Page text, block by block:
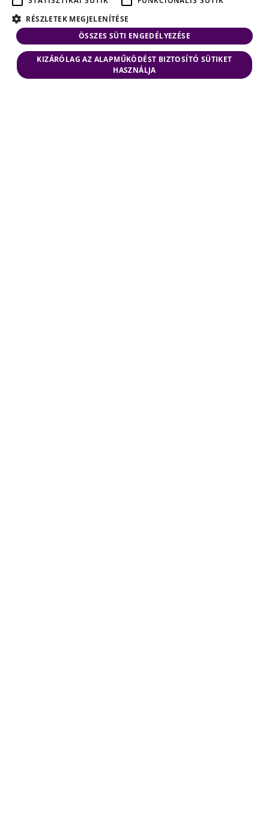
RÉSZLETEK MEGJELENÍTÉSE
ÖSSZES SÜTI ENGEDÉLYEZÉSE
KIZÁRÓLAG AZ ALAPMŰKÖDÉST BIZTOSÍTÓ SÜTIKET
HASZNÁLJA